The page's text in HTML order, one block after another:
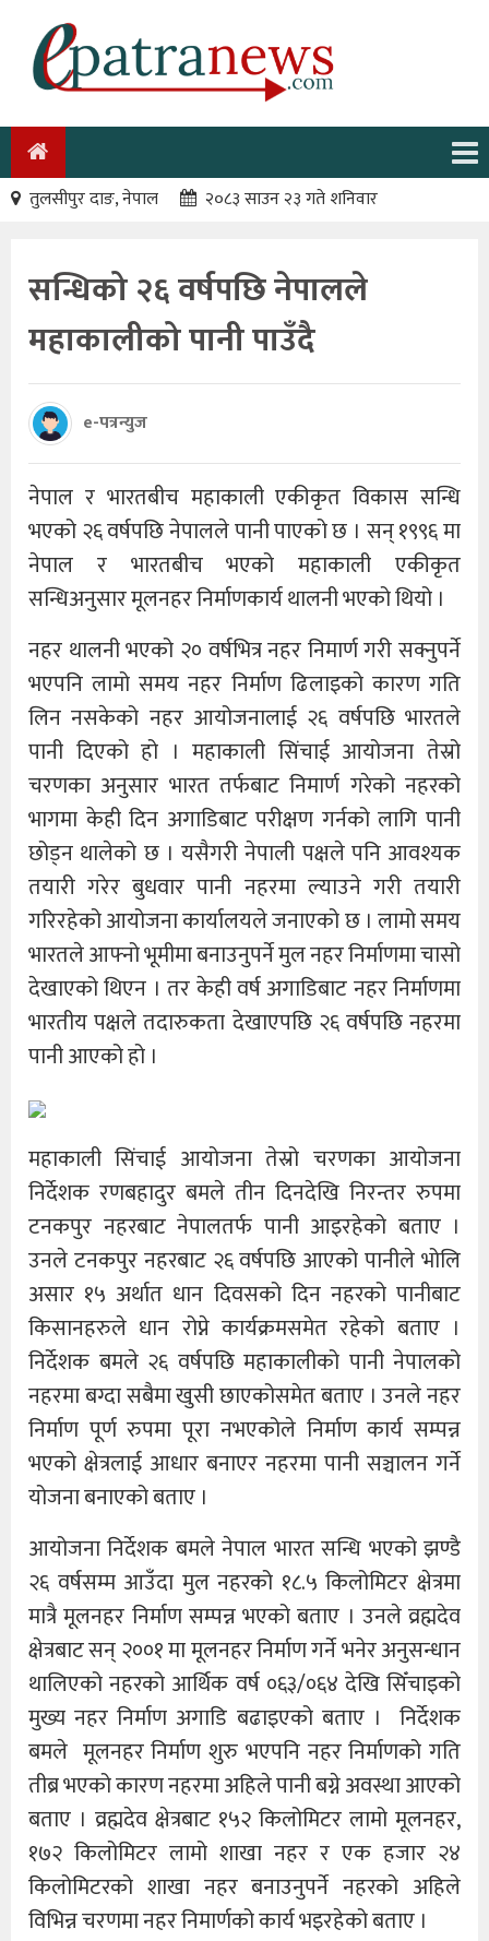
तुलसीपुर दाङ, नेपाल २०८३ साउन २३ गते शनिवार
सन्धिको २६ वर्षपछि नेपालले
महाकालीको पानी पाउँदै
e-पत्रन्युज
नेपाल र भारतबीच महाकाली एकीकृत विकास सन्धि
भएको २६ वर्षपछि नेपालले पानी पाएको छ । सन् १९९६ मा
नेपाल र भारतबीच भएको महाकाली एकीकृत
सन्धिअनुसार मूलनहर निर्माणकार्य थालनी भएको थियो ।
नहर थालनी भएको २० वर्षभित्र नहर निमार्ण गरी सक्नुपर्ने
भएपनि लामो समय नहर निर्माण ढिलाइको कारण गति
लिन नसकेको नहर आयोजनालाई २६ वर्षपछि भारतले
पानी दिएको हो । महाकाली सिंचाई आयोजना तेस्रो
चरणका अनुसार भारत तर्फबाट निमार्ण गरेको नहरको
भागमा केही दिन अगाडिबाट परीक्षण गर्नको लागि पानी
छोड्न थालेको छ । यसैगरी नेपाली पक्षले पनि आवश्यक
तयारी गरेर बुधवार पानी नहरमा ल्याउने गरी तयारी
गरिरहेको आयोजना कार्यालयले जनाएको छ । लामो समय
भारतले आफ्नो भूमीमा बनाउनुपर्ने मुल नहर निर्माणमा चासो
देखाएको थिएन । तर केही वर्ष अगाडिबाट नहर निर्माणमा
भारतीय पक्षले तदारुकता देखाएपछि २६ वर्षपछि नहरमा
पानी आएको हो ।
महाकाली सिंचाई आयोजना तेस्रो चरणका आयोजना
निर्देशक रणबहादुर बमले तीन दिनदेखि निरन्तर रुपमा
टनकपुर नहरबाट नेपालतर्फ पानी आइरहेको बताए ।
उनले टनकपुर नहरबाट २६ वर्षपछि आएको पानीले भोलि
असार १५ अर्थात धान दिवसको दिन नहरको पानीबाट
किसानहरुले धान रोप्ने कार्यक्रमसमेत रहेको बताए ।
निर्देशक बमले २६ वर्षपछि महाकालीको पानी नेपालको
नहरमा बग्दा सबैमा खुसी छाएकोसमेत बताए । उनले नहर
निर्माण पूर्ण रुपमा पूरा नभएकोले निर्माण कार्य सम्पन्न
भएको क्षेत्रलाई आधार बनाएर नहरमा पानी सञ्चालन गर्ने
योजना बनाएको बताए ।
आयोजना निर्देशक बमले नेपाल भारत सन्धि भएको झण्डै
२६ वर्षसम्म आउँदा मुल नहरको १८.५ किलोमिटर क्षेत्रमा
मात्रै मूलनहर निर्माण सम्पन्न भएको बताए । उनले व्रह्मदेव
क्षेत्रबाट सन् २००१ मा मूलनहर निर्माण गर्ने भनेर अनुसन्धान
थालिएको नहरको आर्थिक वर्ष ०६३/०६४ देखि सिँचाइको
मुख्य नहर निर्माण अगाडि बढाइएको बताए । निर्देशक
बमले मूलनहर निर्माण शुरु भएपनि नहर निर्माणको गति
तीब्र भएको कारण नहरमा अहिले पानी बग्ने अवस्था आएको
बताए । व्रह्मदेव क्षेत्रबाट १५२ किलोमिटर लामो मूलनहर,
१७२ किलोमिटर लामो शाखा नहर र एक हजार २४
किलोमिटरको शाखा नहर बनाउनुपर्ने नहरको अहिले
विभिन्न चरणमा नहर निमार्णको कार्य भइरहेको बताए ।